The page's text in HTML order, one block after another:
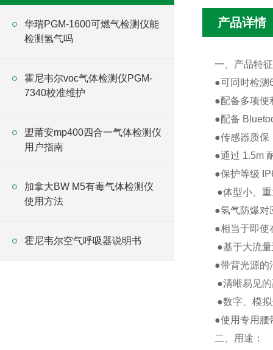
华瑞PGM-1600可燃气检测仪能
检测氢气吗
霍尼韦尔voc气体检测仪PGM-
7340校准维护
盟莆安mp400四合一气体检测仪
用户指南
加拿大BW M5有毒气体检测仪
使用方法
霍尼韦尔空气呼吸器说明书
产品详情
一、产品特
●可同时检测
●配备多项便
●配备
●传感器质保
●通过 1.5m
●保护等级
●体型小、
●氢气防爆对
●相当于即使
●基于大流
●带背光源的
●清晰易见
●数字、模
●使用专用腰
二、用途：